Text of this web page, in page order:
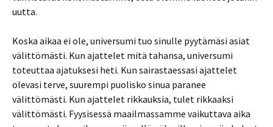
uutta.
Koska aikaa ei ole, universumi tuo sinulle pyytämäsi asiat
välittömästi. Kun ajattelet mitä tahansa, universumi
toteuttaa ajatuksesi heti. Kun sairastaessasi ajattelet
olevasi terve, suurempi puolisko sinua paranee
välittömästi. Kun ajattelet rikkauksia, tulet rikkaaksi
välittömästi. Fyysisessä maailmassamme vaikuttava aika